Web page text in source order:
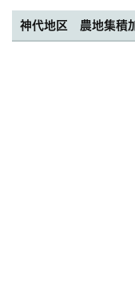
神代地区 農地集